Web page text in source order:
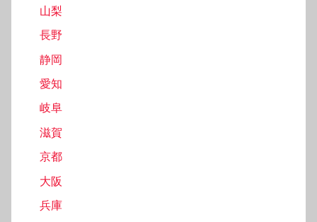
山梨
長野
静岡
愛知
岐阜
滋賀
京都
大阪
兵庫